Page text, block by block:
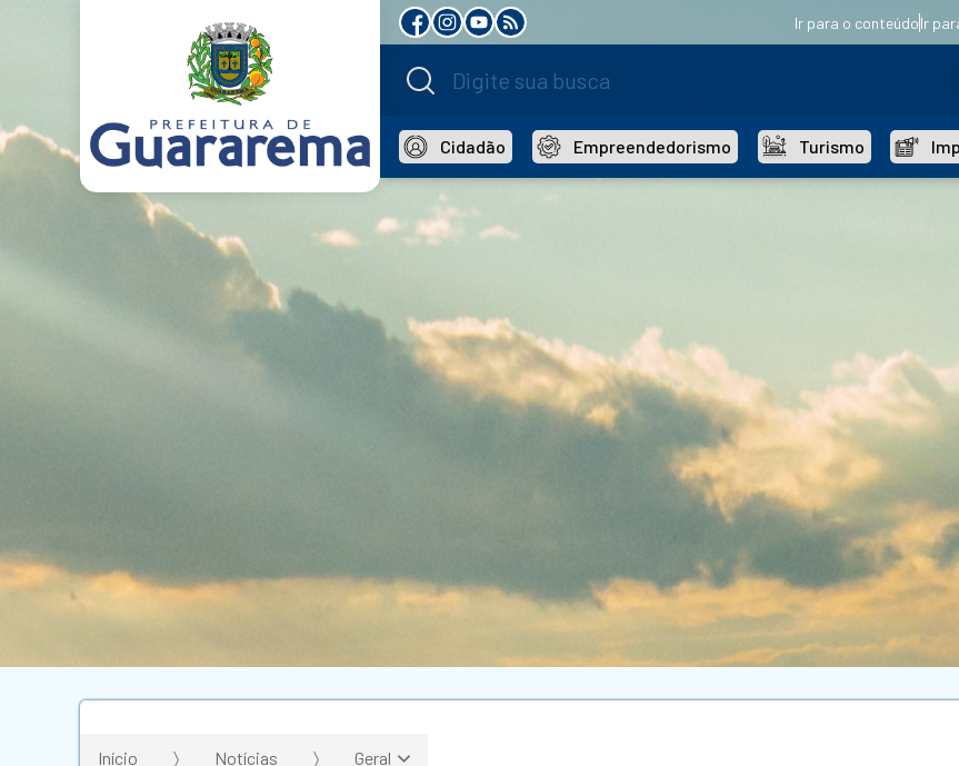
Ir para o conteúdoIr
Cidadão Empreendedorismo Turismo
Início Notícias Geral